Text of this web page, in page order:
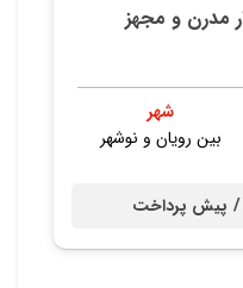
مدرن و مجهز
شهر
بین رویان و نوشهر
پیش پرداخت